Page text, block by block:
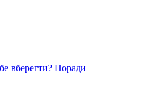
вберегти? Поради